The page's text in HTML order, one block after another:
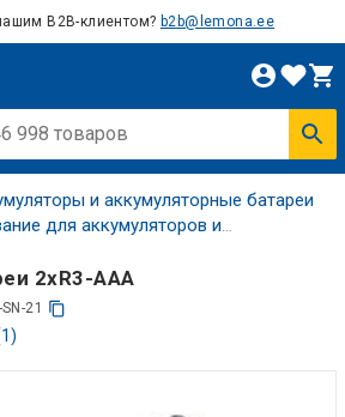
B2B-клиентом? b2b@lemona.ee
и аккумуляторные батареи
для аккумуляторов и
2xR3-AAA
21